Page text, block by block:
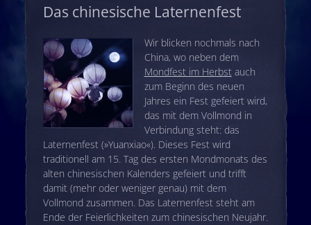
Das chinesische Laternenfest
Wir blicken nochmals nach
China, wo neben dem
Mondfest im Herbstauch
zum Beginn des neuen
Jahres ein Fest gefeiert wird,
das mit dem Vollmond in
Verbindung steht: das
Laternenfest (»Yuanxiao«). Dieses Fest wird
traditionell am 15. Tag des ersten Mondmonats des
alten chinesischen Kalenders gefeiert und trifft
damit (mehr oder weniger genau) mit dem
Vollmond zusammen. Das Laternenfest steht am
Ende der Feierlichkeiten zum chinesischen Neujahr.